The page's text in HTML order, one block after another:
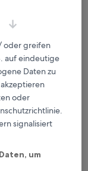
- 8. Aug.
Wochenende
Aug. - 16. Aug.
Cattolica
oder greifen
auf eindeutige
Daten zu
oder
signalisiert
um